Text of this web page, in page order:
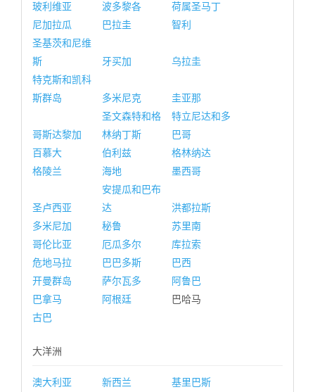
玻利维亚
波多黎各
荷属圣马丁
尼加拉瓜
巴拉圭
智利
圣基茨和尼维
斯
牙买加
乌拉圭
特克斯和凯科
斯群岛
多米尼克 圭亚那
哥斯达黎加
圣文森特和格
林纳丁斯
特立尼达和多
巴哥
百慕大
伯利兹
格林纳达
格陵兰
海地 墨西哥
圣卢西亚
安提瓜和巴布
达
洪都拉斯
多米尼加
秘鲁
苏里南
哥伦比亚
厄瓜多尔
库拉索
危地马拉
巴巴多斯
巴西
开曼群岛
萨尔瓦多
阿鲁巴
巴拿马
阿根廷
巴哈马
古巴
大洋洲
澳大利亚 新西兰
基里巴斯